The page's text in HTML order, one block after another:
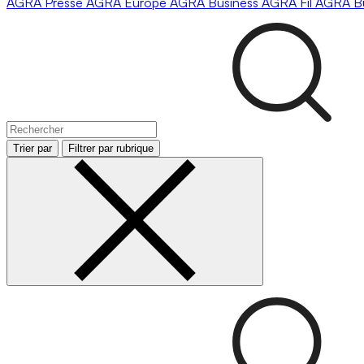
Trier par Filtrer par rubrique